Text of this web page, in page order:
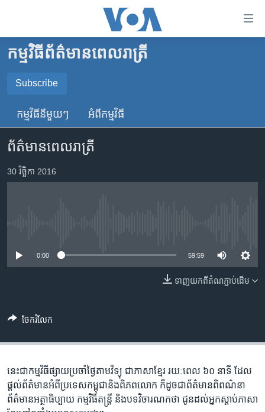
គេហទំព័រ​
ទាក់ទង
រំលង​
ទំព័រ​
ព័ត៌មាន​​
តែ​
ម្តង
រចនា
ចូល​
ស្វែង​
កម្ពុជា
អន្តរជាតិ
ចិន
ហេឡូវីអូអេ
កម្ពុជាច្នៃប្រតិដ្ឋ
កម្មវិធីទាំងអស់
បណ្តាញ​សង្គម
ភាសា
កម្មវិធី​ព័ត៌មាន​ពេលរាត្រី
Subscribe
SUBSCRIBE
YouTube Music
កម្មវិធី​នីមួយៗ អំពី​កម្មវិធី​
ព័ត៌មានពេលរាត្រី
30 វិច្ឆិកា 2016
0:00 59:59
ទាញ​យក​ពី​តំណភ្ជាប់​ដើម
ចែករំលែក
នេះ​ជា​កម្ម​វិធី​ផ្សាយ​ប្រចាំ​ថ្ងៃ​តាម​វិទ្យុ ​ជាភាសា​ខ្មែរ​ រយៈ​ពេល​ ៦០​ នាទី ដែល​
ផ្តល់​ព័ត៌មាន​អំពី​ប្រទេស​កម្ពុជា​និង​ពិភព​លោក ​ក៏ដូច​ជា​ព័ត៌មាន​ពិពណ៌នា
ព័ត៌មាន​អត្ថាធិប្បាយ​ កម្ម​វិធី​តន្ត្រី ​និង​បទ​វិចារណកថា​ ជូន​ដល់​អ្នក​ស្តាប់​ភាសា​